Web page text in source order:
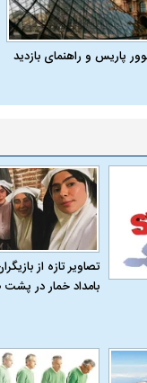
پاریس و راهنمای بازدید
تصاویر تازه از
بامداد خمار در